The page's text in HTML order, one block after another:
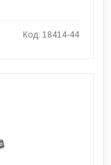
Код: 18414-44